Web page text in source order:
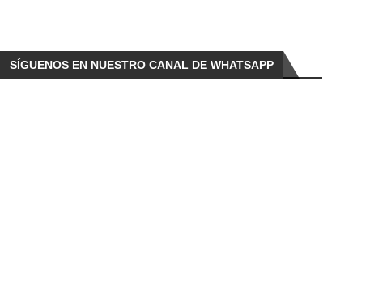
SÍGUENOS EN NUESTRO CANAL DE WHATSAPP